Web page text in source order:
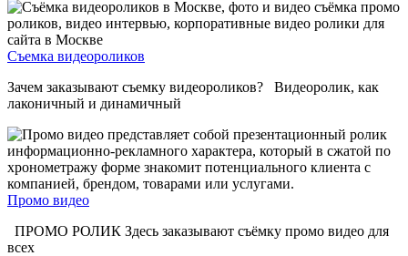
Съемка видеороликов
Зачем заказывают съемку видеороликов? Видеоролик, как
лаконичный и динамичный
Промо видео
ПРОМО РОЛИК Здесь заказывают съёмку промо видео для
всех